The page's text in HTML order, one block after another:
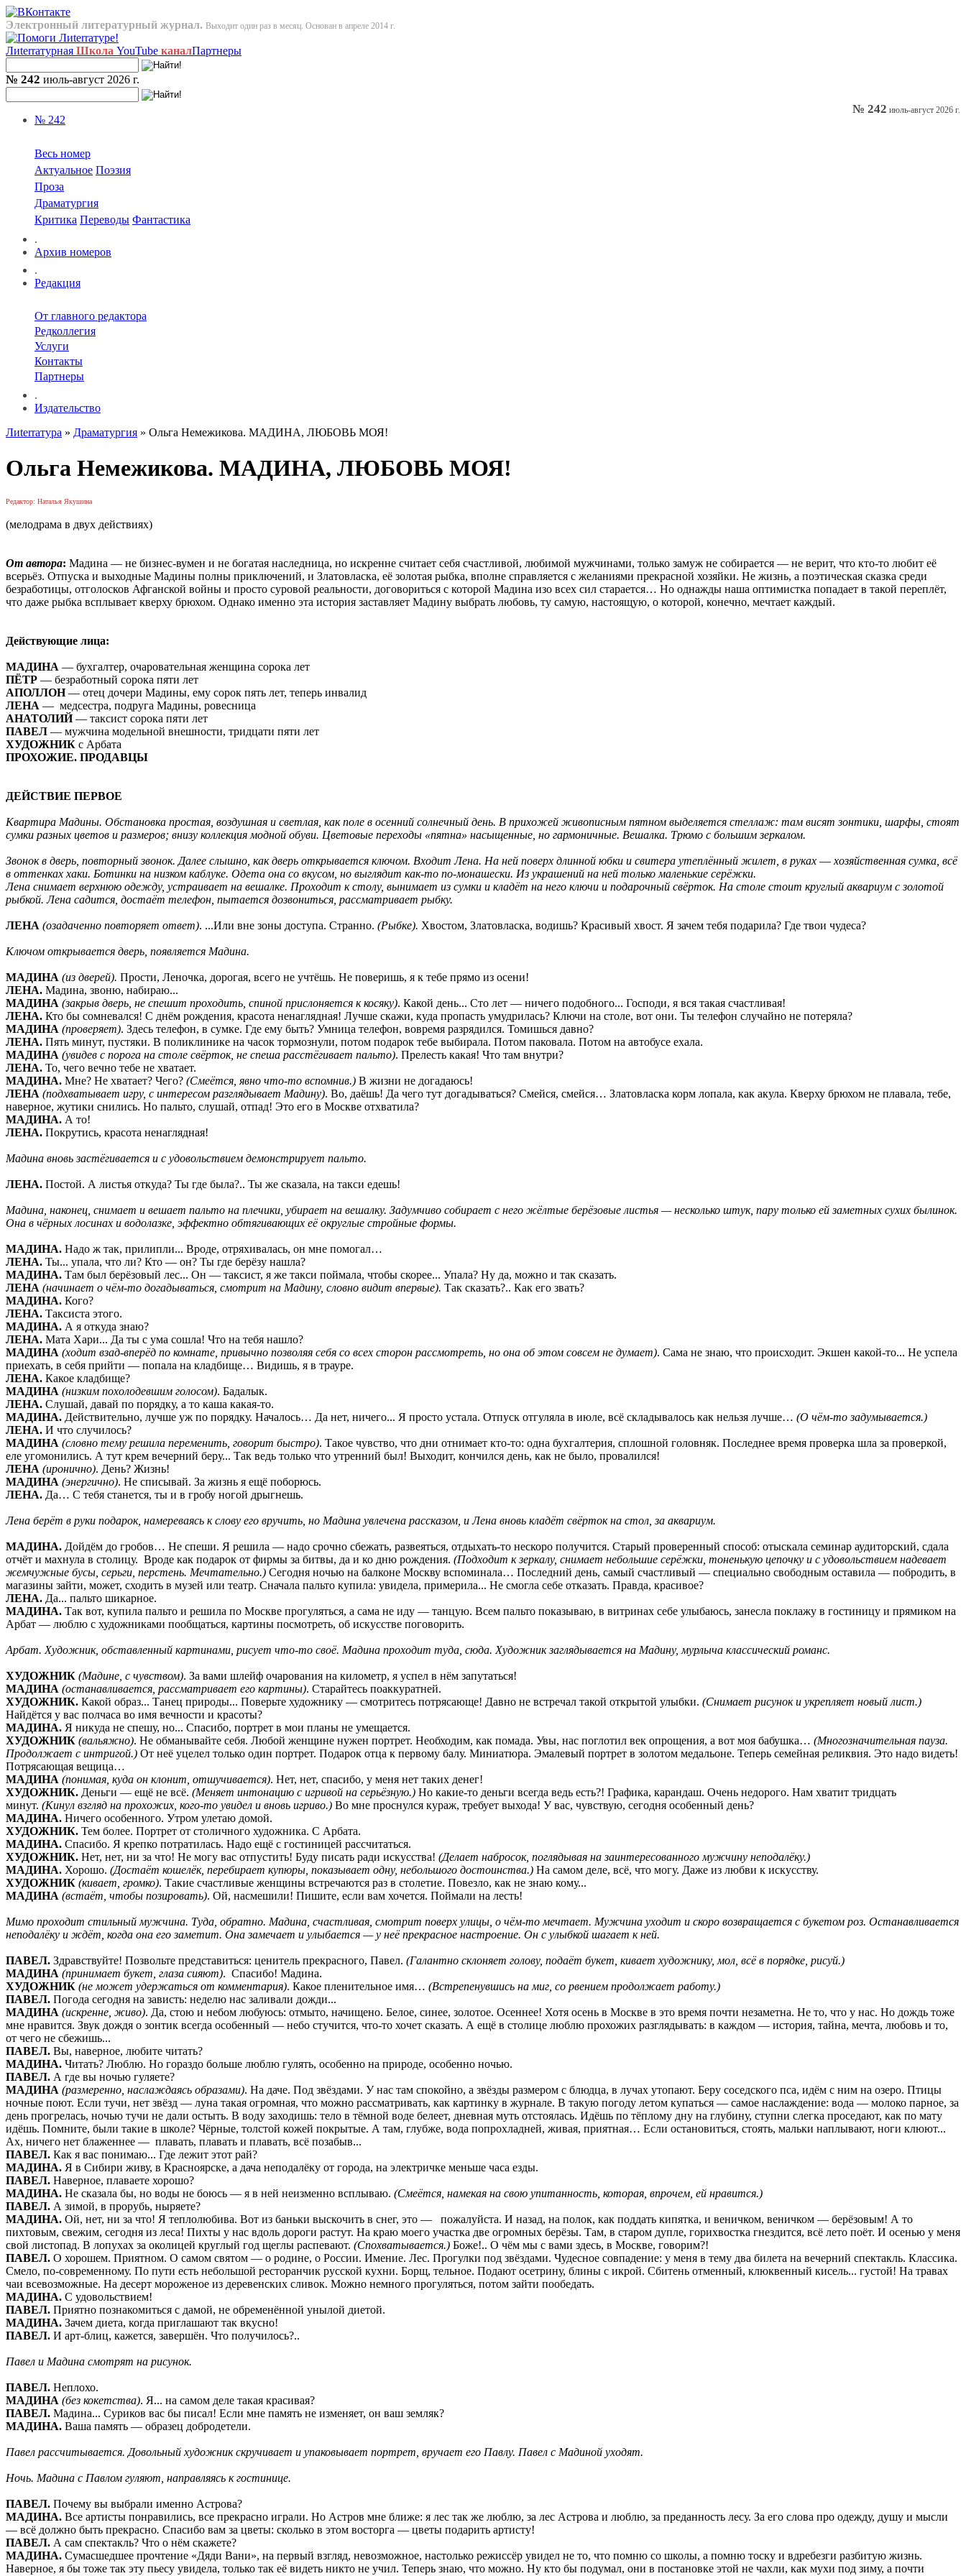
Электронный литературный журнал. Выходит один раз в месяц. Основан в апреле 2014 г.
Лиterraтурная Школа YouTube каналПартнеры
№ 242 июль-август 2026 г.
№ 242
Весь номер
Актуальное Поэзия
Проза
Драматургия
Критика Переводы Фантастика
.
Архив номеров
.
Редакция
От главного редактора
Редколлегия
Услуги
Контакты
Партнеры
.
Издательство
№ 242 июль-август 2026 г.
Лиterraтура » Драматургия » Ольга Немежикова. МАДИНА, ЛЮБОВЬ МОЯ!
Ольга Немежикова. МАДИНА, ЛЮБОВЬ МОЯ!
Редактор: Наталья Якушина
(мелодрама в двух действиях)
От автора: Мадина — не бизнес-вумен и не богатая наследница, но искренне считает себя счастливой, любимой мужчинами, только замуж не собирается — не верит, что кто-то любит её
всерьёз. Отпуска и выходные Мадины полны приключений, и Златовласка, её золотая рыбка, вполне справляется с желаниями прекрасной хозяйки. Не жизнь, а поэтическая сказка среди
безработицы, отголосков Афганской войны и просто суровой реальности, договориться с которой Мадина изо всех сил старается… Но однажды наша оптимистка попадает в такой переплёт,
что даже рыбка всплывает кверху брюхом. Однако именно эта история заставляет Мадину выбрать любовь, ту самую, настоящую, о которой, конечно, мечтает каждый.
Действующие лица:
МАДИНА — бухгалтер, очаровательная женщина сорока лет
ПЁТР — безработный сорока пяти лет
АПОЛЛОН— отец дочери Мадины, ему сорок пять лет, теперь инвалид
ЛЕНА — медсестра, подруга Мадины, ровесница
АНАТОЛИЙ— таксист сорока пяти лет
ПАВЕЛ — мужчина модельной внешности, тридцати пяти лет
ХУДОЖНИК с Арбата
ПРОХОЖИЕ. ПРОДАВЦЫ
ДЕЙСТВИЕ ПЕРВОЕ
Квартира Мадины. Обстановка простая, воздушная и светлая, как поле в осенний солнечный день. В прихожей живописным пятном выделяется стеллаж: там висят зонтики, шарфы, стоят
сумки разных цветов и размеров; внизу коллекция модной обуви. Цветовые переходы «пятна» насыщенные, но гармоничные. Вешалка. Трюмо с большим зеркалом.
Звонок в дверь, повторный звонок. Далее слышно, как дверь открывается ключом. Входит Лена. На ней поверх длинной юбки и свитера утеплённый жилет, в руках — хозяйственная сумка, всё
в оттенках хаки. Ботинки на низком каблуке. Одета она со вкусом, но выглядит как-то по-монашески. Из украшений на ней только маленькие серёжки.
Лена снимает верхнюю одежду, устраивает на вешалке. Проходит к столу, вынимает из сумки и кладёт на него ключи и подарочный свёрток. На столе стоит круглый аквариум с золотой
рыбкой. Лена садится, достаёт телефон, пытается дозвониться, рассматривает рыбку.
ЛЕНА (озадаченно повторяет ответ). ...Или вне зоны доступа. Странно. (Рыбке). Хвостом, Златовласка, водишь? Красивый хвост. Я зачем тебя подарила? Где твои чудеса?
Ключом открывается дверь, появляется Мадина.
МАДИНА (из дверей). Прости, Леночка, дорогая, всего не учтёшь. Не поверишь, я к тебе прямо из осени!
ЛЕНА. Мадина, звоню, набираю...
МАДИНА (закрыв дверь, не спешит проходить, спиной прислоняется к косяку). Какой день... Сто лет — ничего подобного... Господи, я вся такая счастливая!
ЛЕНА. Кто бы сомневался! С днём рождения, красота ненаглядная! Лучше скажи, куда пропасть умудрилась? Ключи на столе, вот они. Ты телефон случайно не потеряла?
МАДИНА (проверяет). Здесь телефон, в сумке. Где ему быть? Умница телефон, вовремя разрядился. Томишься давно?
ЛЕНА. Пять минут, пустяки. В поликлинике на часок тормознули, потом подарок тебе выбирала. Потом паковала. Потом на автобусе ехала.
МАДИНА (увидев с порога на столе свёрток, не спеша расстёгивает пальто). Прелесть какая! Что там внутри?
ЛЕНА. То, чего вечно тебе не хватает.
МАДИНА. Мне? Не хватает? Чего? (Смеётся, явно что-то вспомнив.) В жизни не догадаюсь!
ЛЕНА (подхватывает игру, с интересом разглядывает Мадину). Во, даёшь! Да чего тут догадываться? Смейся, смейся… Златовласка корм лопала, как акула. Кверху брюхом не плавала, тебе,
наверное, жутики снились. Но пальто, слушай, отпад! Это его в Москве отхватила?
МАДИНА. А то!
ЛЕНА. Покрутись, красота ненаглядная!
Мадина вновь застёгивается и с удовольствием демонстрирует пальто.
ЛЕНА. Постой. А листья откуда? Ты где была?.. Ты же сказала, на такси едешь!
Мадина, наконец, снимает и вешает пальто на плечики, убирает на вешалку. Задумчиво собирает с него жёлтые берёзовые листья — несколько штук, пару только ей заметных сухих былинок.
Она в чёрных лосинах и водолазке, эффектно обтягивающих её округлые стройные формы.
МАДИНА. Надо ж так, прилипли... Вроде, отряхивалась, он мне помогал…
ЛЕНА. Ты... упала, что ли? Кто — он? Ты где берёзу нашла?
МАДИНА. Там был берёзовый лес... Он — таксист, я же такси поймала, чтобы скорее... Упала? Ну да, можно и так сказать.
ЛЕНА (начинает о чём-то догадываться, смотрит на Мадину, словно видит впервые). Так сказать?.. Как его звать?
МАДИНА. Кого?
ЛЕНА. Таксиста этого.
МАДИНА. А я откуда знаю?
ЛЕНА. Мата Хари... Да ты с ума сошла! Что на тебя нашло?
МАДИНА (ходит взад-вперёд по комнате, привычно позволяя себя со всех сторон рассмотреть, но она об этом совсем не думает). Сама не знаю, что происходит. Экшен какой-то... Не успела
приехать, в себя прийти — попала на кладбище… Видишь, я в трауре.
ЛЕНА. Какое кладбище?
МАДИНА (низким похолодевшим голосом). Бадалык.
ЛЕНА. Слушай, давай по порядку, а то каша какая-то.
МАДИНА. Действительно, лучше уж по порядку. Началось… Да нет, ничего... Я просто устала. Отпуск отгуляла в июле, всё складывалось как нельзя лучше… (О чём-то задумывается.)
ЛЕНА. И что случилось?
МАДИНА (словно тему решила переменить, говорит быстро). Такое чувство, что дни отнимает кто-то: одна бухгалтерия, сплошной головняк. Последнее время проверка шла за проверкой,
еле угомонились. А тут крем вечерний беру... Так ведь только что утренний был! Выходит, кончился день, как не было, провалился!
ЛЕНА (иронично). День? Жизнь!
МАДИНА (энергично). Не списывай. За жизнь я ещё поборюсь.
ЛЕНА. Да… С тебя станется, ты и в гробу ногой дрыгнешь.
Лена берёт в руки подарок, намереваясь к слову его вручить, но Мадина увлечена рассказом, и Лена вновь кладёт свёрток на стол, за аквариум.
МАДИНА. Дойдём до гробов… Не спеши. Я решила — надо срочно сбежать, развеяться, отдыхать-то нескоро получится. Старый проверенный способ: отыскала семинар аудиторский, сдала
отчёт и махнула в столицу. Вроде как подарок от фирмы за битвы, да и ко дню рождения. (Подходит к зеркалу, снимает небольшие серёжки, тоненькую цепочку и с удовольствием надевает
жемчужные бусы, серьги, перстень. Мечтательно.) Сегодня ночью на балконе Москву вспоминала… Последний день, самый счастливый — специально свободным оставила — побродить, в
магазины зайти, может, сходить в музей или театр. Сначала пальто купила: увидела, примерила... Не смогла себе отказать. Правда, красивое?
ЛЕНА. Да... пальто шикарное.
МАДИНА. Так вот, купила пальто и решила по Москве прогуляться, а сама не иду — танцую. Всем пальто показываю, в витринах себе улыбаюсь, занесла поклажу в гостиницу и прямиком на
Арбат — люблю с художниками пообщаться, картины посмотреть, об искусстве поговорить.
Арбат. Художник, обставленный картинами, рисует что-то своё. Мадина проходит туда, сюда. Художник заглядывается на Мадину, мурлыча классический романс.
ХУДОЖНИК (Мадине, с чувством). За вами шлейф очарования на километр, я успел в нём запутаться!
МАДИНА (останавливается, рассматривает его картины). Старайтесь поаккуратней.
ХУДОЖНИК. Какой образ... Танец природы... Поверьте художнику — смотритесь потрясающе! Давно не встречал такой открытой улыбки. (Снимает рисунок и укрепляет новый лист.)
Найдётся у вас полчаса во имя вечности и красоты?
МАДИНА. Я никуда не спешу, но... Спасибо, портрет в мои планы не умещается.
ХУДОЖНИК (вальяжно). Не обманывайте себя. Любой женщине нужен портрет. Необходим, как помада. Увы, нас поглотил век опрощения, а вот моя бабушка… (Многозначительная пауза.
Продолжает с интригой.) От неё уцелел только один портрет. Подарок отца к первому балу. Миниатюра. Эмалевый портрет в золотом медальоне. Теперь семейная реликвия. Это надо видеть!
Потрясающая вещица…
МАДИНА (понимая, куда он клонит, отшучивается). Нет, нет, спасибо, у меня нет таких денег!
ХУДОЖНИК. Деньги — ещё не всё. (Меняет интонацию с игривой на серьёзную.) Но какие-то деньги всегда ведь есть?! Графика, карандаш. Очень недорого. Нам хватит тридцать
минут. (Кинул взгляд на прохожих, кого-то увидел и вновь игриво.) Во мне проснулся кураж, требует выхода! У вас, чувствую, сегодня особенный день?
МАДИНА. Ничего особенного. Утром улетаю домой.
ХУДОЖНИК. Тем более. Портрет от столичного художника. С Арбата.
МАДИНА. Спасибо. Я крепко потратилась. Надо ещё с гостиницей рассчитаться.
ХУДОЖНИК. Нет, нет, ни за что! Не могу вас отпустить! Буду писать ради искусства! (Делает набросок, поглядывая на заинтересованного мужчину неподалёку.)
МАДИНА. Хорошо. (Достаёт кошелёк, перебирает купюры, показывает одну, небольшого достоинства.) На самом деле, всё, что могу. Даже из любви к искусству.
ХУДОЖНИК (кивает, громко). Такие счастливые женщины встречаются раз в столетие. Повезло, как не знаю кому...
МАДИНА (встаёт, чтобы позировать). Ой, насмешили! Пишите, если вам хочется. Поймали на лесть!
Мимо проходит стильный мужчина. Туда, обратно. Мадина, счастливая, смотрит поверх улицы, о чём-то мечтает. Мужчина уходит и скоро возвращается с букетом роз. Останавливается
неподалёку и ждёт, когда она его заметит. Она замечает и улыбается — у неё прекрасное настроение. Он с улыбкой шагает к ней.
ПАВЕЛ. Здравствуйте! Позвольте представиться: ценитель прекрасного, Павел. (Галантно склоняет голову, подаёт букет, кивает художнику, мол, всё в порядке, рисуй.)
МАДИНА (принимает букет, глаза сияют). Спасибо! Мадина.
ХУДОЖНИК (не может удержаться от комментария). Какое пленительное имя… (Встрепенувшись на миг, со рвением продолжает работу.)
ПАВЕЛ. Погода сегодня на зависть: неделю нас заливали дожди...
МАДИНА (искренне, живо). Да, стою и небом любуюсь: отмыто, начищено. Белое, синее, золотое. Осеннее! Хотя осень в Москве в это время почти незаметна. Не то, что у нас. Но дождь тоже
мне нравится. Звук дождя о зонтик всегда особенный — небо стучится, что-то хочет сказать. А ещё в столице люблю прохожих разглядывать: в каждом — история, тайна, мечта, любовь и то,
от чего не сбежишь...
ПАВЕЛ. Вы, наверное, любите читать?
МАДИНА. Читать? Люблю. Но гораздо больше люблю гулять, особенно на природе, особенно ночью.
ПАВЕЛ. А где вы ночью гуляете?
МАДИНА (размеренно, наслаждаясь образами). На даче. Под звёздами. У нас там спокойно, а звёзды размером с блюдца, в лучах утопают. Беру соседского пса, идём с ним на озеро. Птицы
ночные поют. Если тучи, нет звёзд — луна такая огромная, что можно рассматривать, как картинку в журнале. В такую погоду летом купаться — самое наслаждение: вода — молоко парное, за
день прогрелась, ночью тучи не дали остыть. В воду заходишь: тело в тёмной воде белеет, дневная муть отстоялась. Идёшь по тёплому дну на глубину, ступни слегка проседают, как по мату
идёшь. Помните, были такие в школе? Чёрные, толстой кожей покрытые. А там, глубже, вода попрохладней, живая, приятная… Если остановиться, стоять, мальки наплывают, ноги клюют...
Ах, ничего нет блаженнее — плавать, плавать и плавать, всё позабыв...
ПАВЕЛ. Как я вас понимаю... Где лежит этот рай?
МАДИНА. Я в Сибири живу, в Красноярске, а дача неподалёку от города, на электричке меньше часа езды.
ПАВЕЛ. Наверное, плаваете хорошо?
МАДИНА. Не сказала бы, но воды не боюсь — я в ней неизменно всплываю. (Смеётся, намекая на свою упитанность, которая, впрочем, ей нравится.)
ПАВЕЛ. А зимой, в прорубь, ныряете?
МАДИНА. Ой, нет, ни за что! Я теплолюбива. Вот из баньки выскочить в снег, это — пожалуйста. И назад, на полок, как поддать кипятка, и веничком, веничком — берёзовым! А то
пихтовым, свежим, сегодня из леса! Пихты у нас вдоль дороги растут. На краю моего участка две огромных берёзы. Там, в старом дупле, горихвостка гнездится, всё лето поёт. И осенью у меня
свой листопад. В лопухах за околицей круглый год щеглы распевают. (Спохватывается.) Боже!.. О чём мы с вами здесь, в Москве, говорим?!
ПАВЕЛ. О хорошем. Приятном. О самом святом — о родине, о России. Имение. Лес. Прогулки под звёздами. Чудесное совпадение: у меня в тему два билета на вечерний спектакль. Классика.
Смело, по-современному. По пути есть небольшой ресторанчик русской кухни. Борщ, тельное. Подают осетрину, блины с икрой. Сбитень отменный, клюквенный кисель... густой! На травах
чаи всевозможные. На десерт мороженое из деревенских сливок. Можно немного прогуляться, потом зайти пообедать.
МАДИНА. С удовольствием!
ПАВЕЛ. Приятно познакомиться с дамой, не обременённой унылой диетой.
МАДИНА. Зачем диета, когда приглашают так вкусно!
ПАВЕЛ. И арт-блиц, кажется, завершён. Что получилось?..
Павел и Мадина смотрят на рисунок.
ПАВЕЛ. Неплохо.
МАДИНА (без кокетства). Я... на самом деле такая красивая?
ПАВЕЛ. Мадина... Суриков вас бы писал! Если мне память не изменяет, он ваш земляк?
МАДИНА. Ваша память — образец добродетели.
Павел рассчитывается. Довольный художник скручивает и упаковывает портрет, вручает его Павлу. Павел с Мадиной уходят.
Ночь. Мадина с Павлом гуляют, направляясь к гостинице.
ПАВЕЛ. Почему вы выбрали именно Астрова?
МАДИНА. Все артисты понравились, все прекрасно играли. Но Астров мне ближе: я лес так же люблю, за лес Астрова и люблю, за преданность лесу. За его слова про одежду, душу и мысли
— всё должно быть прекрасно. Спасибо вам за цветы: сколько в этом восторга — цветы подарить артисту!
ПАВЕЛ. А сам спектакль? Что о нём скажете?
МАДИНА. Сумасшедшее прочтение «Дяди Вани», на первый взгляд, невозможное, настолько режиссёр увидел не то, что помню со школы, а помню тоску и вдребезги разбитую жизнь.
Наверное, я бы тоже так эту пьесу увидела, только так её видеть никто не учил. Теперь знаю, что можно. Ну кто бы подумал, они в постановке этой не чахли, как мухи под зиму, а почти